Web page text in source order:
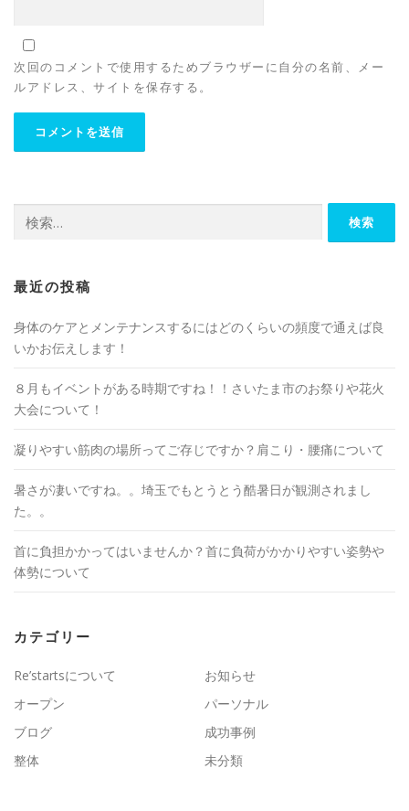
次回のコメントで使用するためブラウザーに自分の名前、メー
ルアドレス、サイトを保存する。
索:
最近の投稿
身体のケアとメンテナンスするにはどのくらいの頻度で通えば良
いかお伝えします！
８月もイベントがある時期ですね！！さいたま市のお祭りや花火
大会について！
凝りやすい筋肉の場所ってご存じですか？肩こり・腰痛について
暑さが凄いですね。。埼玉でもとうとう酷暑日が観測されまし
た。。
首に負担かかってはいませんか？首に負荷がかかりやすい姿勢や
体勢について
カテゴリー
Re’startsについて
お知らせ
オープン
パーソナル
ブログ
成功事例
整体
未分類